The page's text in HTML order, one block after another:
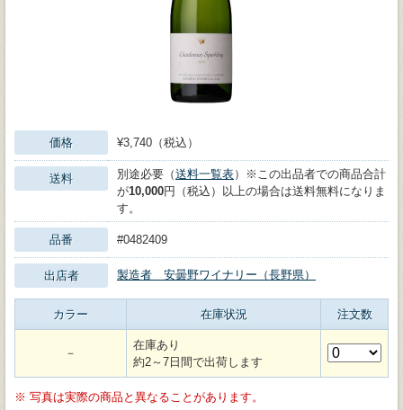
価格 ¥3,740（税込）
送料 別途必要（送料一覧表）※この出品者での商品合計
が10,000円（税込）以上の場合は送料無料になりま
す。
品番 #0482409
出店者 製造者 安曇野ワイナリー（長野県）
カラー 在庫状況 注文数
－
在庫あり
約2～7日間で出荷します
※ 写真は実際の商品と異なることがあります。